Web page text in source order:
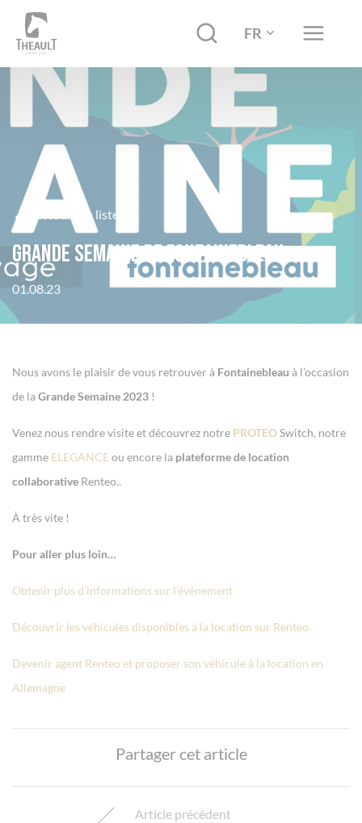
FR
← Retour à la liste
Grande Semaine de Fontainebleau
01.08.23
Nous avons le plaisir de vous retrouver à Fontainebleau à l’occasion
de laGrande Semaine 2023 !
Venez nous rendre visite et découvrez notre PROTEOSwitch, notre
gamme ELEGANCEou encore la plateforme de location
collaborative Renteo..
À très vite !
Pour aller plus loin…
Obtenir plus d’informations sur l’événement
Découvrir les véhicules disponibles à la location sur Renteo
Devenir agent Renteo et proposer son véhicule à la location en
Allemagne
Partager cet article
Article précédent